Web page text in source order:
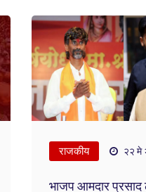
राजकीय २२ मे
भाजप आमदार प्रसाद